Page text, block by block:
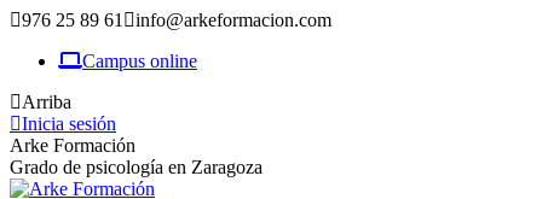
Saltar
contenido
976 25 89 61
info@arkeformacion.com
Campus online
Arriba
Inicia sesión
Arke Formación
Grado de psicología en Zaragoza